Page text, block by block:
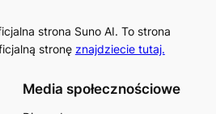
strona Suno AI. To strona
stronę znajdziecie tutaj.
Media społecznościowe